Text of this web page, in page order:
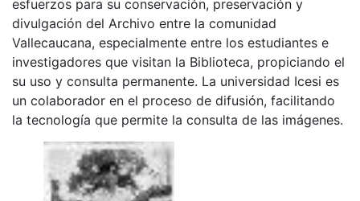
esfuerzos para su conservación, preservación y
divulgación del Archivo entre la comunidad
Vallecaucana, especialmente entre los estudiantes e
investigadores que visitan la Biblioteca, propiciando el
su uso y consulta permanente. La universidad Icesi es
un colaborador en el proceso de difusión, facilitando
la tecnología que permite la consulta de las imágenes.